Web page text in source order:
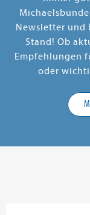
Newsletter und
Stand! Ob
Empfehlungen
oder